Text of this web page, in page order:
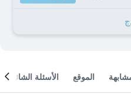
الموقع الأسئلة الشائعة